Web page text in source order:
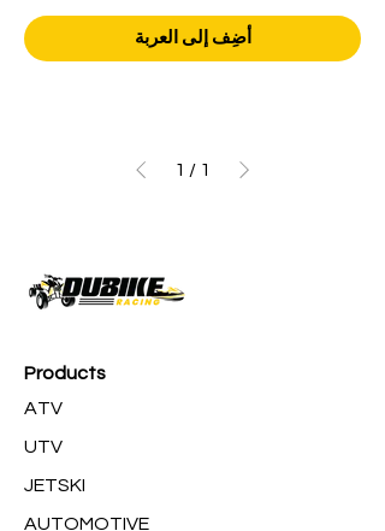
أضِف إلى العربة
1
/
1
Products
ATV
UTV
JETSKI
AUTOMOTIVE